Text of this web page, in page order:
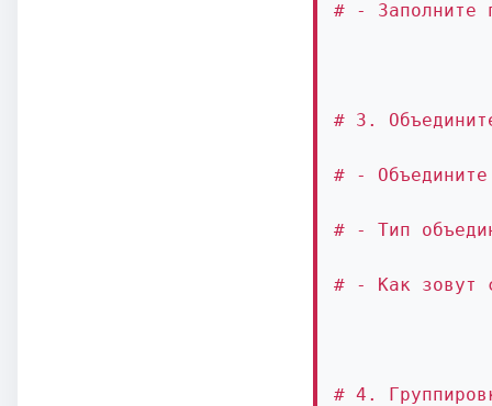
# - Заполните
# 3.
# -
# - Тип
# - Как зовут
# 4.